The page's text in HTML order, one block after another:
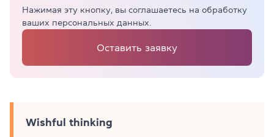
Нажимая эту кнопку, вы соглашаетесь на обработку
ваших персональных данных.
Оставить заявку
Wishful thinking